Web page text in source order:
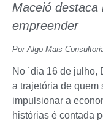
Maceió destaca
empreender
Por Algo Mais
No ´dia 16 de
a trajetória de quem
impulsionar a
histórias é contada